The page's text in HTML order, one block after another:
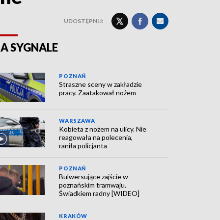
UDOSTĘPNIJ:
SYGNALE
POZNAŃ
Straszne sceny w zakładzie
pracy. Zaatakował nożem
WARSZAWA
Kobieta z nożem na ulicy. Nie
reagowała na polecenia,
raniła policjanta
POZNAŃ
Bulwersujące zajście w
poznańskim tramwaju.
Świadkiem radny [WIDEO]
KRAKÓW